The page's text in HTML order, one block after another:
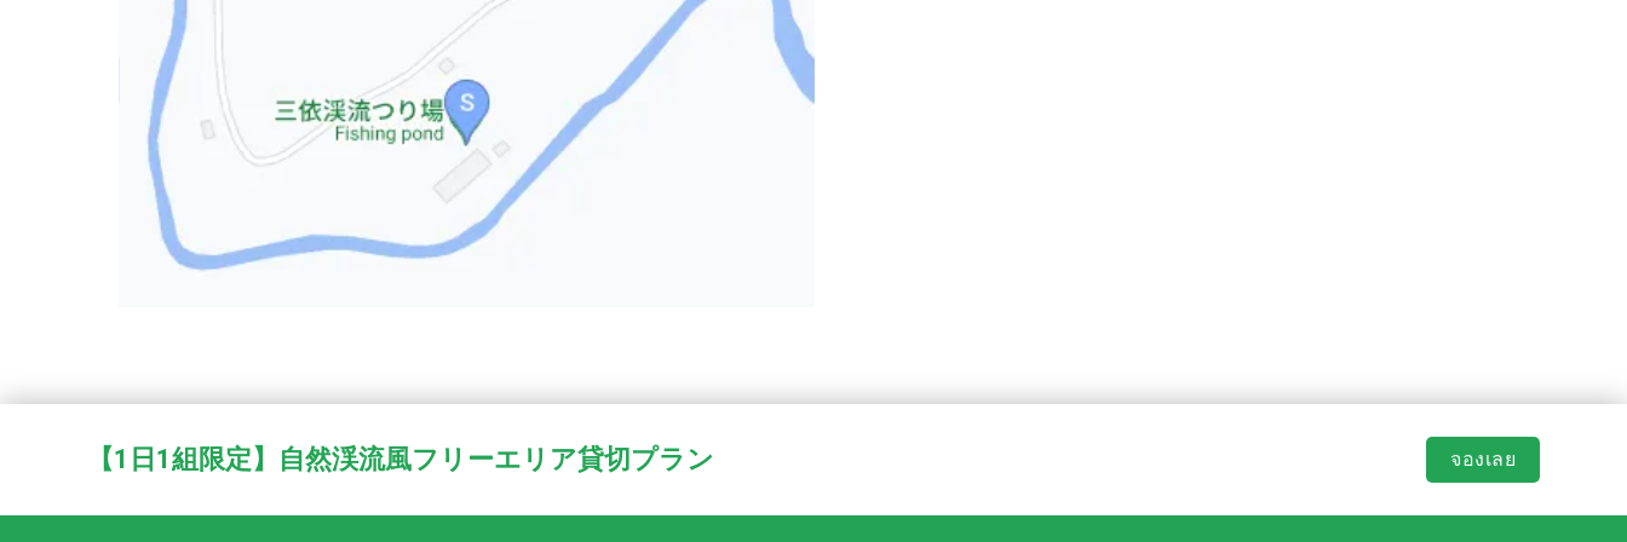
【1日1組限定】自然渓流風フリーエリア貸切プラン จองเลย